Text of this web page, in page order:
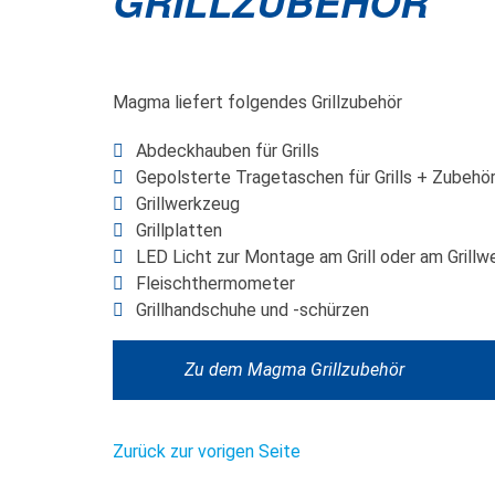
Magma liefert folgendes Grillzubehör
Abdeckhauben für Grills
Gepolsterte Tragetaschen für Grills + Zubehör
Grillwerkzeug
Grillplatten
LED Licht zur Montage am Grill oder am
Fleischthermometer
Grillhandschuhe und -schürzen
Zu dem Magma Grillzubehör
Zurück zur vorigen Seite